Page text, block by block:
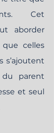
Cet
aborder
celles
s’ajoutent
du parent
et seul